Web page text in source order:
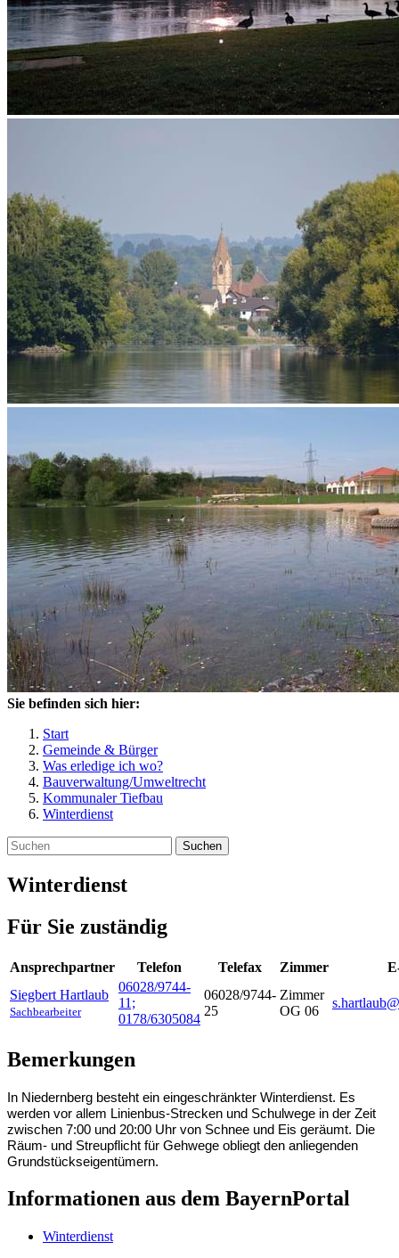
Sie befinden sich hier:
Start
Gemeinde & Bürger
Was erledige ich wo?
Bauverwaltung/Umweltrecht
Kommunaler Tiefbau
Winterdienst
Suchen
Winterdienst
Für Sie zuständig
Ansprechpartner Telefon Telefax Zimmer
Siegbert Hartlaub
Sachbearbeiter
06028/9744-
11;
0178/6305084
06028/9744-
25
Zimmer
OG 06
Bemerkungen
In Niedernberg besteht ein eingeschränkter Winterdienst. Es
werden vor allem Linienbus-Strecken und Schulwege in der Zeit
zwischen 7:00 und 20:00 Uhr von Schnee und Eis geräumt. Die
Räum- und Streupflicht für Gehwege obliegt den anliegenden
Grundstückseigentümern.
Informationen aus dem BayernPortal
Winterdienst